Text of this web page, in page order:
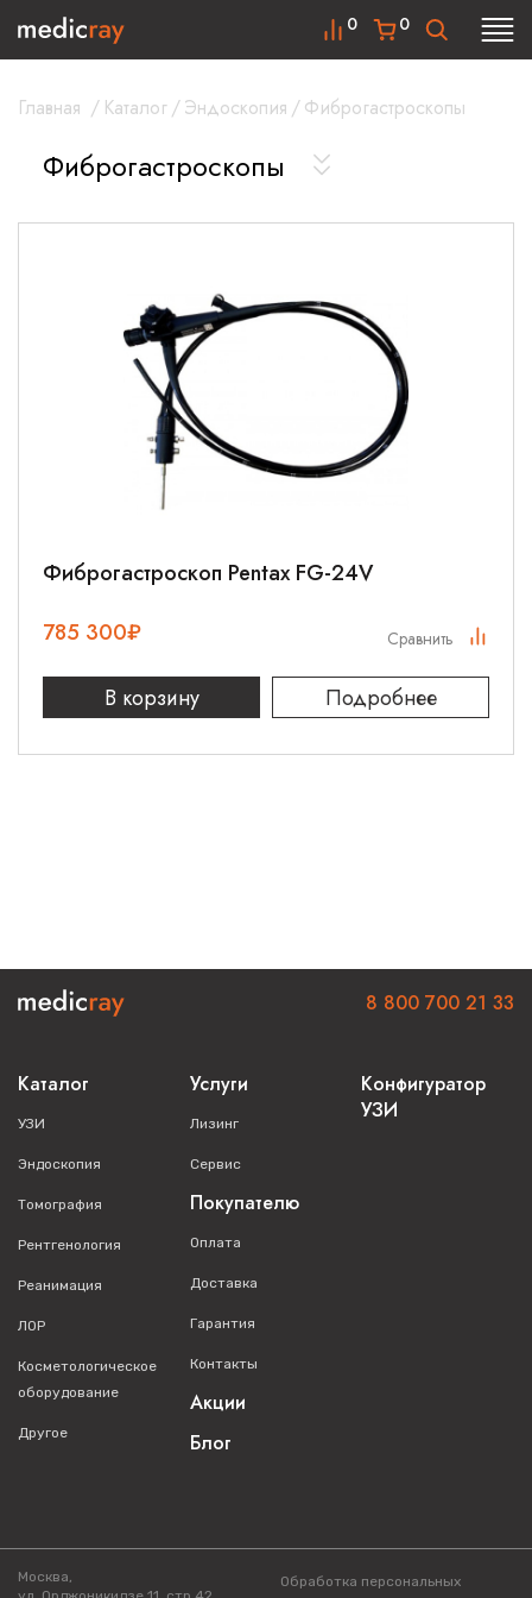
0
0
Главная / Каталог/Эндоскопия /Фиброгастроскопы
Фиброгастроскопы
Фиброгастроскоп Pentax FG-24V
785 300₽
В корзину Подробнее
Сравнить
Каталог
УЗИ
Эндоскопия
Томография
Рентгенология
Реанимация
ЛОР
Косметологическое
оборудование
Другое
Услуги
Лизинг
Сервис
Покупателю
Оплата
Доставка
Гарантия
Контакты
Акции
Блог
Конфигуратор
УЗИ
8 800 700 21 33
Москва,
Обработка персональных